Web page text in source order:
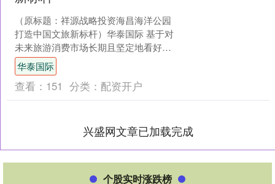
（原标题：祥源战略投资海昌海洋公园
打造中国文旅新标杆）华泰国际 基于对
未来旅游消费市场长期且坚定地看好，
深耕文旅十七载的祥源控股集团再出大
动作！6月2日，港交....
华泰国际
查看： 151 分类： 配资开户
兴盛网文章已加载完成
个股实时涨跌榜